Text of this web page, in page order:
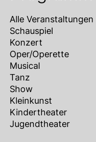
Alle Veranstaltungen
Schauspiel
Konzert
Oper/Operette
Musical
Tanz
Show
Kleinkunst
Kindertheater
Jugendtheater